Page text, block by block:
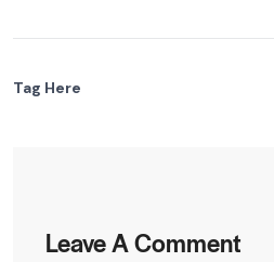
Tag Here
Leave A Comment